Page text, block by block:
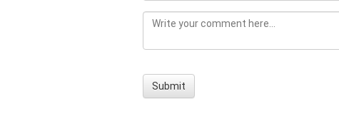
Submit